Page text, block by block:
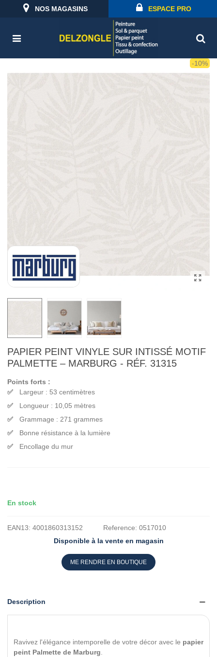
NOS MAGASINS ESPACE PRO
-10%
PAPIER PEINT VINYLE SUR INTISSÉ MOTIF
PALMETTE – MARBURG - RÉF. 31315
Points forts :
Largeur : 53 centimètres
Longueur : 10,05 mètres
Grammage : 271 grammes
Bonne résistance à la lumière
Encollage du mur
En stock
EAN13: 4001860313152 Reference: 0517010
Disponible à la vente en magasin
ME RENDRE EN BOUTIQUE
Description
Ravivez l'élégance intemporelle de votre décor avec le papier
peint Palmette de Marburg.